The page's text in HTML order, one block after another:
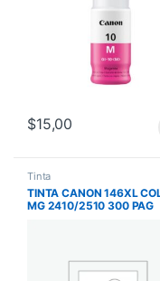
$15,00
Tinta
TINTA CANON 146XL
MG 2410/2510 300 PAG